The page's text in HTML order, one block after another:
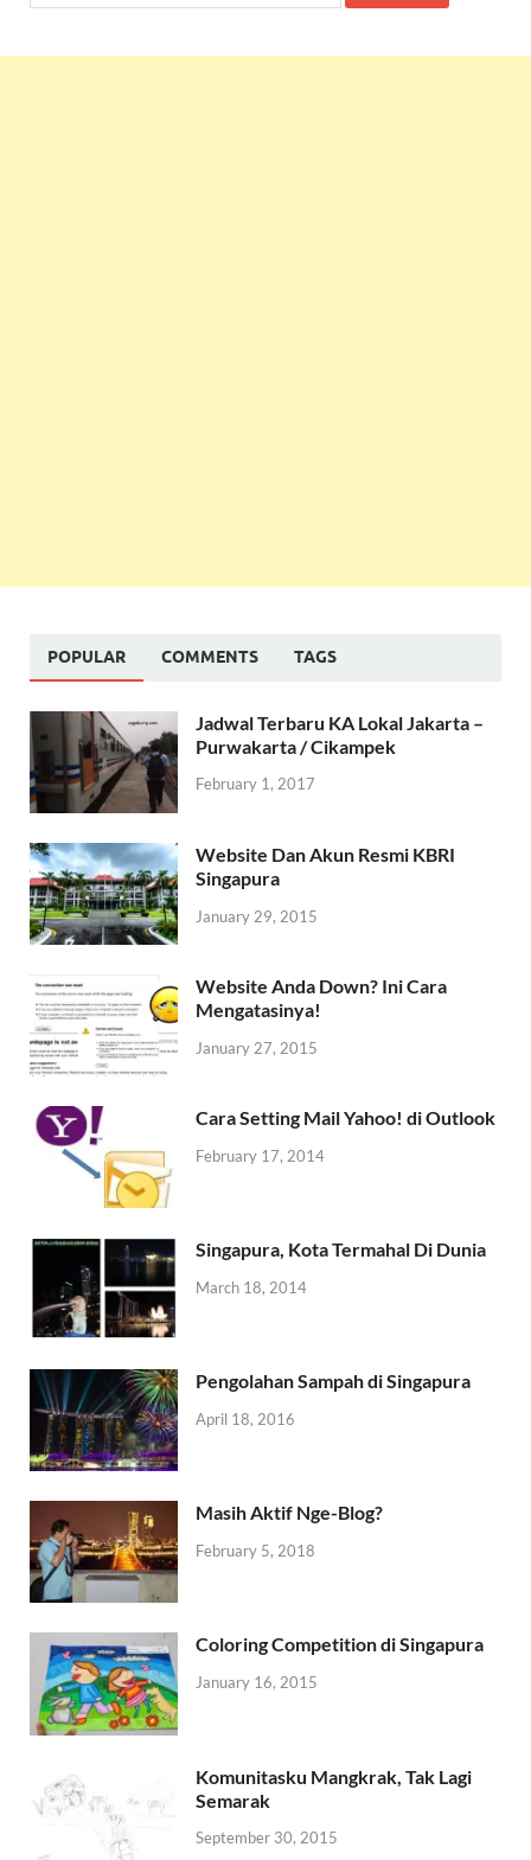
POPULAR COMMENTS TAGS
Jadwal Terbaru KA Lokal Jakarta –
Purwakarta / Cikampek
February 1, 2017
Website Dan Akun Resmi KBRI
Singapura
January 29, 2015
Website Anda Down? Ini Cara
Mengatasinya!
January 27, 2015
Cara Setting Mail Yahoo! di Outlook
February 17, 2014
Singapura, Kota Termahal Di Dunia
March 18, 2014
Pengolahan Sampah di Singapura
April 18, 2016
Masih Aktif Nge-Blog?
February 5, 2018
Coloring Competition di Singapura
January 16, 2015
Komunitasku Mangkrak, Tak Lagi
Semarak
September 30, 2015